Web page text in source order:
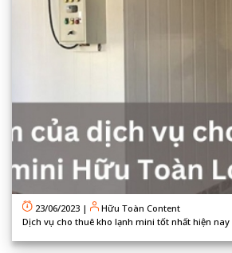
23/06/2023 |
Hữu Toàn Content
Dịch vụ cho thuê kho lạnh mini tốt nhất hiện nay